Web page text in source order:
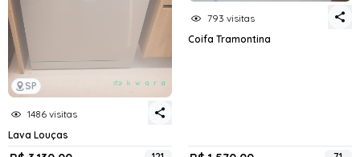
SP
1486 visitas
Lava Louças
793 visitas
Coifa Tramontina